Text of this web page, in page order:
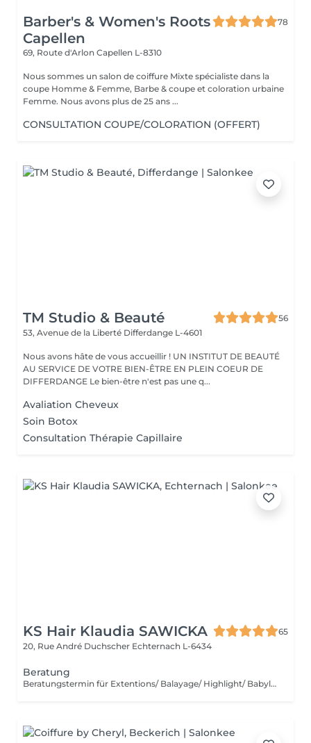
Barber's & Women's Roots
Capellen
78
69, Route d'Arlon Capellen L-8310
Nous sommes un salon de coiffure Mixte spécialiste dans la
coupe Homme & Femme, Barbe & coupe et coloration urbaine
Femme. Nous avons plus de 25 ans ...
CONSULTATION COUPE/COLORATION (OFFERT)
TM Studio & Beauté
56
53, Avenue de la Liberté Differdange L-4601
Nous avons hâte de vous accueillir ! UN INSTITUT DE BEAUTÉ
AU SERVICE DE VOTRE BIEN-ÊTRE EN PLEIN COEUR DE
DIFFERDANGE Le bien-être n'est pas une q...
Avaliation Cheveux
Soin Botox
Consultation Thérapie Capillaire
KS Hair Klaudia SAWICKA
65
20, Rue André Duchscher Echternach L-6434
Beratung
Beratungstermin für Extentions/ Balayage/ Highlight/ Babylight und Haarentfärbung